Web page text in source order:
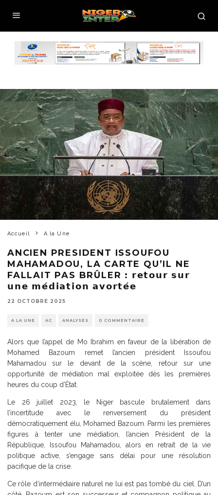
Accueil A la Une
ANCIEN PRESIDENT ISSOUFOU
MAHAMADOU, LA CARTE QU’IL NE
FALLAIT PAS BRÛLER : 𝗿𝗲𝘁𝗼𝘂𝗿 𝘀𝘂𝗿
𝘂𝗻𝗲 𝗺𝗲́𝗱𝗶𝗮𝘁𝗶𝗼𝗻 𝗮𝘃𝗼𝗿𝘁𝗲́𝗲
22 OCTOBRE 2025
A LA UNE AC ANALYSES 0 COMMENTAIRE
Alors que l’appel de Mo Ibrahim en faveur de la libération de
Mohamed Bazoum remet l’ancien président Issoufou
Mahamadou sur le devant de la scène, retour sur une
opportunité de médiation mal exploitée dès les premières
heures du coup d’État.
Le 26 juillet 2023, le Niger bascule brutalement dans
l’incertitude avec le renversement du président
démocratiquement élu, Mohamed Bazoum. Parmi les premières
figures à tenter une médiation, l’ancien Président de la
République, Issoufou Mahamadou, alors en retrait de la vie
politique active, s’engage sans délai pour une résolution
pacifique de la crise.
Ce rôle d’intermédiaire naturel ne lui est pas tombé du ciel. D’un